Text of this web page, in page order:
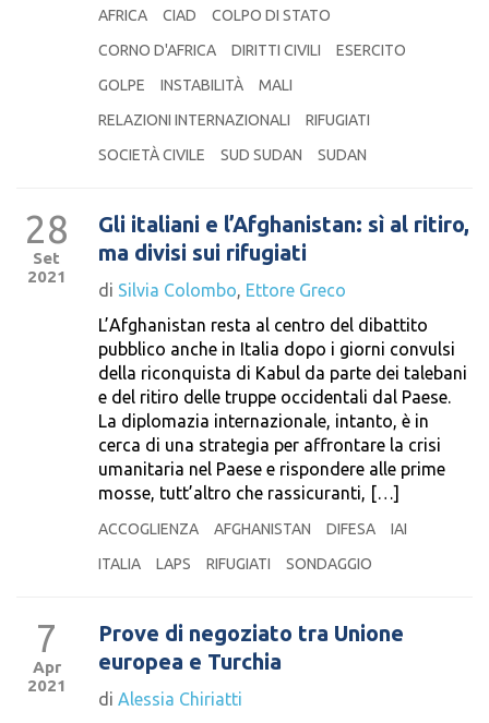
AFRICA CIAD
COLPO DI STATO
CORNO D'AFRICA
DIRITTI CIVILI
ESERCITO
GOLPE
INSTABILITÀ
MALI
RELAZIONI INTERNAZIONALI
RIFUGIATI
SOCIETÀ CIVILE
SUD SUDAN SUDAN
28
Set
2021
Gli italiani e l’Afghanistan: sì al ritiro,
ma divisi sui rifugiati
di Silvia Colombo, Ettore Greco
L’Afghanistan resta al centro del dibattito
pubblico anche in Italia dopo i giorni convulsi
della riconquista di Kabul da parte dei talebani
e del ritiro delle truppe occidentali dal Paese.
La diplomazia internazionale, intanto, è in
cerca di una strategia per affrontare la crisi
umanitaria nel Paese e rispondere alle prime
mosse, tutt’altro che rassicuranti, […]
ACCOGLIENZA AFGHANISTAN DIFESA
IAI
ITALIA
LAPS RIFUGIATI SONDAGGIO
7
Apr
2021
Prove di negoziato tra Unione
europea e Turchia
di Alessia Chiriatti